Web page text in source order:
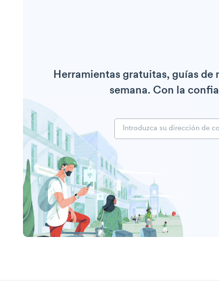
Herramientas gratuitas, guías
semana. Con la